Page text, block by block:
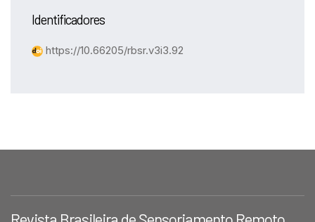
Identificadores
https://10.66205/rbsr.v3i3.92